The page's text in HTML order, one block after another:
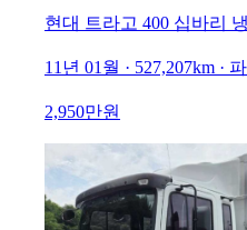
현대 트라고 400 십바리
11년 01월 · 527,207km ·
2,950만원